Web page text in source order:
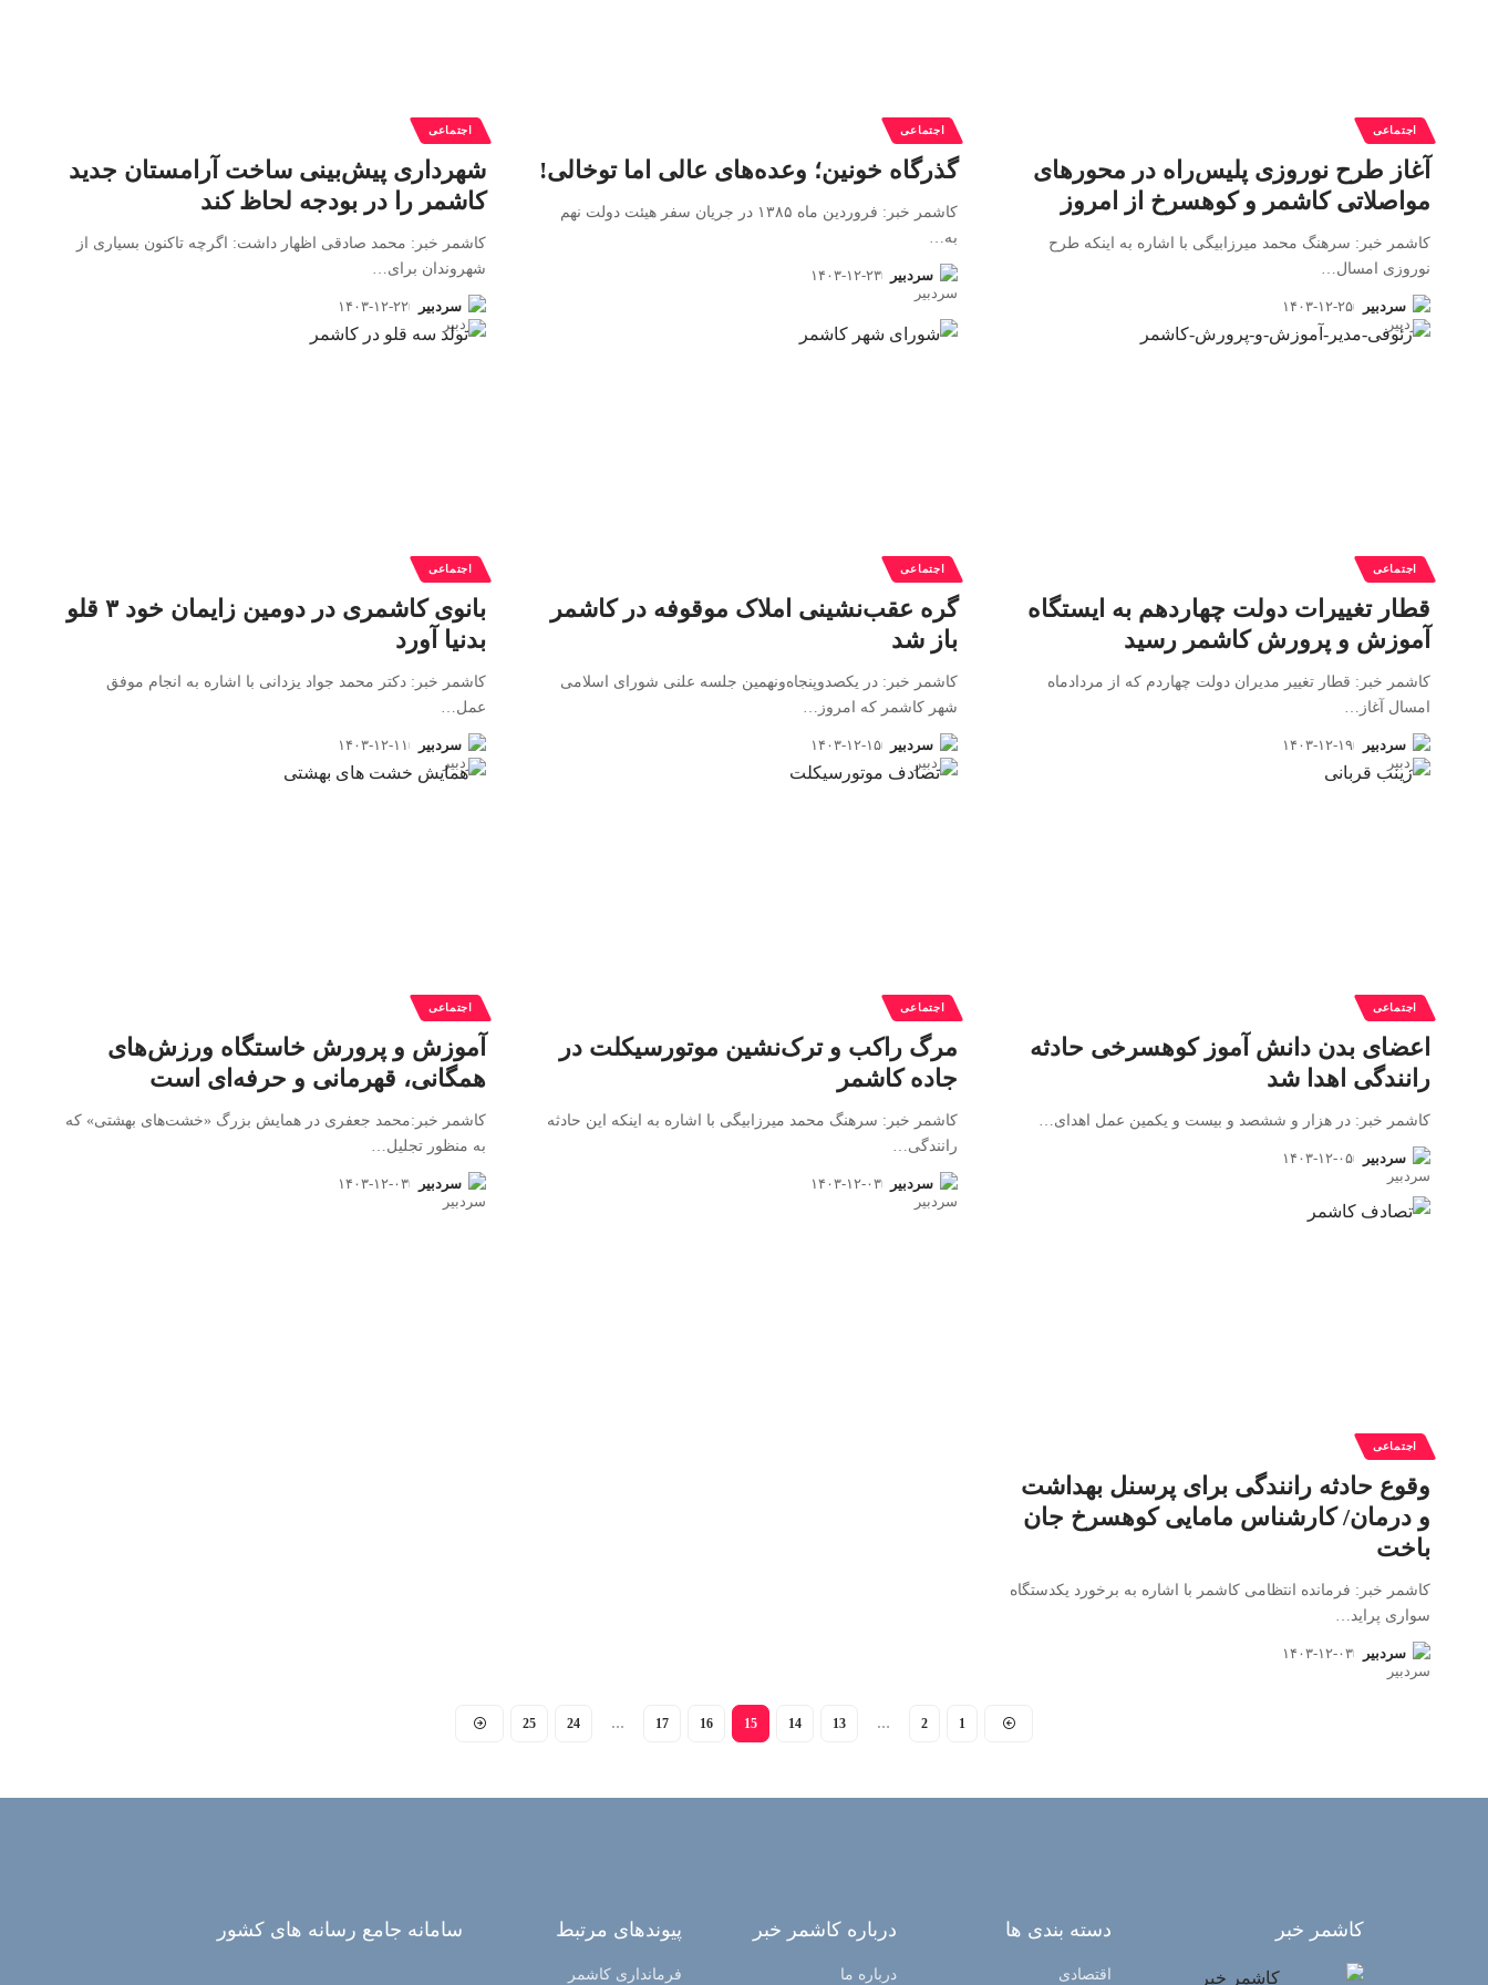
اجتماعی
آغاز طرح نوروزی پلیس‌راه در محورهای
مواصلاتی کاشمر و کوهسرخ از امروز
کاشمر خبر: سرهنگ محمد میرزابیگی با اشاره به اینکه طرح
نوروزی امسال
سردبیر ۱۴۰۳-۱۲-۲۵
اجتماعی
گذرگاه خونین؛ وعده‌های عالی اما توخالی!
کاشمر خبر: فروردین ماه ۱۳۸۵ در جریان سفر هیئت دولت نهم
به
سردبیر ۱۴۰۳-۱۲-۲۳
اجتماعی
شهرداری پیش‌بینی ساخت آرامستان جدید
کاشمر را در بودجه لحاظ کند
کاشمر خبر: محمد صادقی اظهار داشت: اگرچه تاکنون بسیاری از
شهروندان برای
سردبیر ۱۴۰۳-۱۲-۲۲
اجتماعی
قطار تغییرات دولت چهاردهم به ایستگاه
آموزش و پرورش کاشمر رسید
کاشمر خبر: قطار تغییر مدیران دولت چهاردم که از مردادماه
امسال آغاز
سردبیر ۱۴۰۳-۱۲-۱۹
اجتماعی
گره عقب‌نشینی املاک موقوفه در کاشمر
باز شد
کاشمر خبر: در یکصدوپنجاه‌ونهمین جلسه علنی شورای اسلامی
شهر کاشمر که امروز
سردبیر ۱۴۰۳-۱۲-۱۵
اجتماعی
بانوی کاشمری در دومین زایمان خود ۳ قلو
بدنیا آورد
کاشمر خبر: دکتر محمد جواد یزدانی با اشاره به انجام موفق
عمل
سردبیر ۱۴۰۳-۱۲-۱۱
اجتماعی
اعضای بدن دانش آموز کوهسرخی حادثه
رانندگی اهدا شد
کاشمر خبر: در هزار و ششصد و بیست و یکمین عمل اهدای
سردبیر ۱۴۰۳-۱۲-۰۵
اجتماعی
مرگ راکب و ترک‌نشین موتورسیکلت در
جاده کاشمر
کاشمر خبر: سرهنگ محمد میرزابیگی با اشاره به اینکه این حادثه
رانندگی
سردبیر ۱۴۰۳-۱۲-۰۳
اجتماعی
آموزش و پرورش خاستگاه ورزش‌های
همگانی، قهرمانی و حرفه‌ای است
کاشمر خبر:محمد جعفری در همایش بزرگ «خشت‌های بهشتی» که
به منظور تجلیل
سردبیر ۱۴۰۳-۱۲-۰۳
اجتماعی
وقوع حادثه رانندگی برای پرسنل بهداشت
و درمان/ کارشناس مامایی کوهسرخ جان
باخت
کاشمر خبر: فرمانده انتظامی کاشمر با اشاره به برخورد یکدستگاه
سواری پراید
سردبیر ۱۴۰۳-۱۲-۰۳
1
2
…
13
14
15
16
17
…
24
25
کاشمر خبر دسته بندی ها
اقتصادی
درباره کاشمر خبر
درباره ما
پیوندهای مرتبط
فرمانداری کاشمر
سامانه جامع رسانه های کشور